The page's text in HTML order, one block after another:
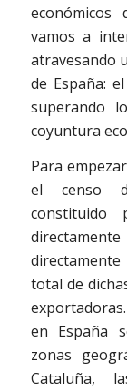
vamos a
atravesando
de España:
superando
coyuntura
Para
el censo
constituido
total de
en España
zonas
Cataluña,